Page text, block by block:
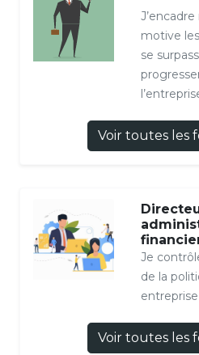
motive
se
Voir toutes les
Je
de la
entreprise
Voir toutes les